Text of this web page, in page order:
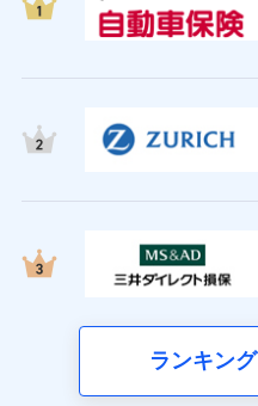
(https://www.sompo-
チューリッヒ保険会社
(https://
(https://
ins.com/)
三井ダイレクト損害保険
ランキン